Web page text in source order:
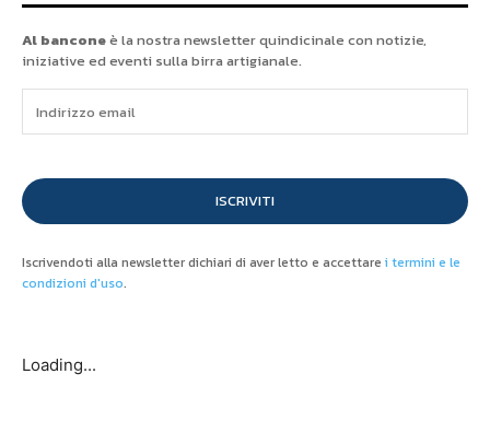
Al banconeè la nostra newsletter quindicinale con notizie,
iniziative ed eventi sulla birra artigianale.
ISCRIVITI
Iscrivendoti alla newsletter dichiari di aver letto e accettare i termini e le
condizioni d'uso.
Loading...